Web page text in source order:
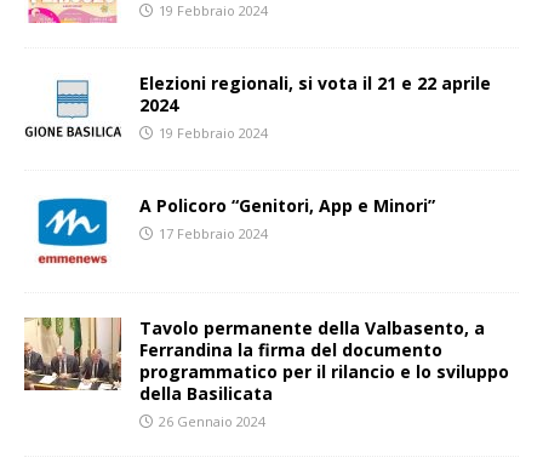
19 Febbraio 2024
Elezioni regionali, si vota il 21 e 22 aprile
2024
19 Febbraio 2024
A Policoro “Genitori, App e Minori”
17 Febbraio 2024
Tavolo permanente della Valbasento, a
Ferrandina la firma del documento
programmatico per il rilancio e lo sviluppo
della Basilicata
26 Gennaio 2024